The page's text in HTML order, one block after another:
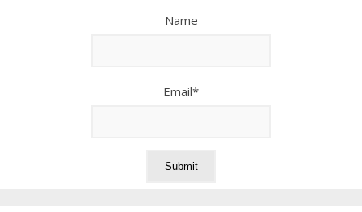
Name
Email*